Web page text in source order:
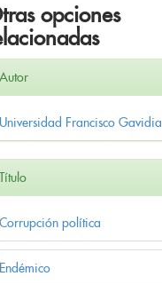
opciones
Autor
Universidad Francisco Gavidia
Título
Corrupción política
Endémico